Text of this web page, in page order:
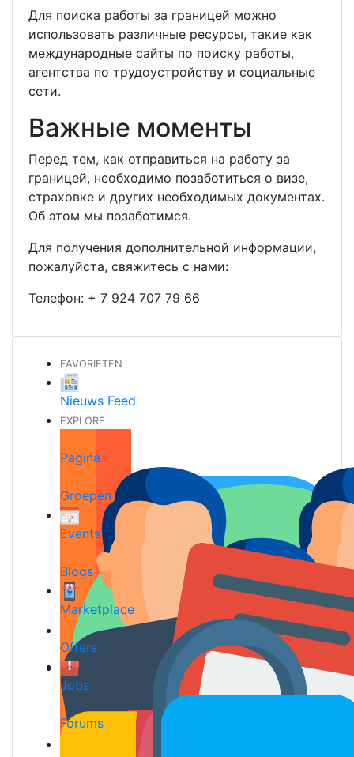
Для поиска работы за границей можно
использовать различные ресурсы, такие как
международные сайты по поиску работы,
агентства по трудоустройству и социальные
сети.
Важные моменты
Перед тем, как отправиться на работу за
границей, необходимо позаботиться о визе,
страховке и других необходимых документах.
Об этом мы позаботимся.
Для получения дополнительной информации,
пожалуйста, свяжитесь с нами:
Телефон: + 7 924 707 79 66
FAVORIETEN
Nieuws Feed
EXPLORE
Pagina
Groepen
Events
Blogs
Marketplace
Offers
Jobs
Forums